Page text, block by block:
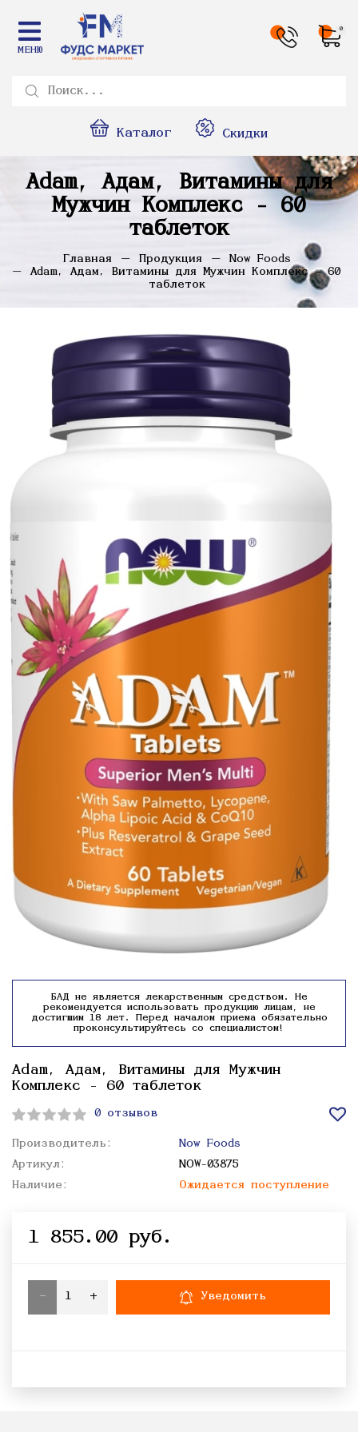
МЕНЮ
0
Каталог Скидки
Adam, Адам, Витамины для
Мужчин Комплекс - 60
таблеток
Главная Продукция
Now Foods
Adam, Адам, Витамины для Мужчин Комплекс - 60
таблеток
БАД не является лекарственным средством. Не
рекомендуется использовать продукцию лицам, не
достигшим 18 лет. Перед началом приема обязательно
проконсультируйтесь со специалистом!
Adam, Адам, Витамины для Мужчин
Комплекс - 60 таблеток
0 отзывов
Производитель:
Now Foods
Артикул:
NOW-03875
Наличие:
Ожидается поступление
1 855.00 руб.
- + Уведомить